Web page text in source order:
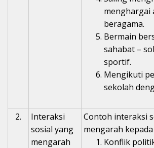
menghargai
beragama.
Bermain
sahabat –
sportif.
Mengikuti
sekolah
2.
Interaksi
sosial yang
mengarah
Contoh interaksi
mengarah
Konflik